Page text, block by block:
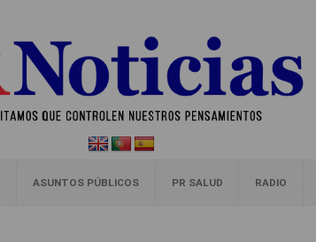
ASUNTOS PÚBLICOS PR SALUD RADIO